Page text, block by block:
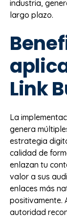
industria,
largo plazo.
Link
La
genera
estrategia
calidad de
enlazan tu
valor a sus
enlaces más
positivamente.
autoridad